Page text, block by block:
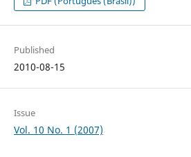
Published
2010-08-15
Issue
Vol. 10 No. 1 (2007)